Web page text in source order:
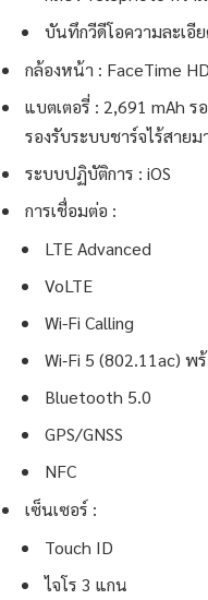
บันทึกวีดีโอความละเอี
กล้องหน้า : FaceTime
แบตเตอรี่ : 2,691 mAh ร
รองรับระบบชาร์จไร้สายม
ระบบปฏิบัติการ : iOS
การเชื่อมต่อ :
LTE Advanced
VoLTE
Wi-Fi Calling
Wi‑Fi 5 (802.11ac) พ
Bluetooth 5.0
GPS/GNSS
NFC
เซ็นเซอร์ :
Touch ID
ไจโร 3 แกน